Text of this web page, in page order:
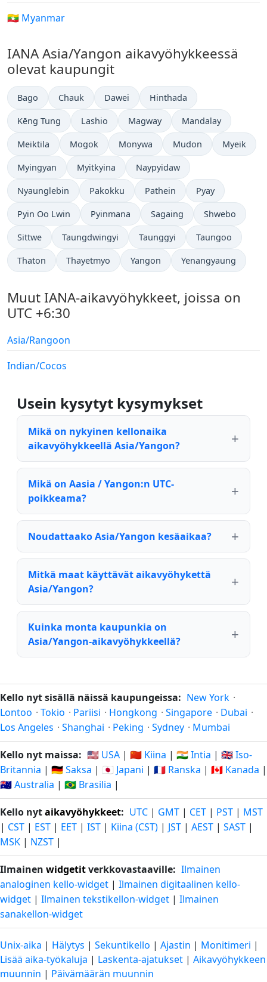
🇲🇲 Myanmar
IANA Asia/Yangon aikavyöhykkeessä
olevat kaupungit
Bago Chauk Dawei Hinthada
Kēng Tung Lashio Magway Mandalay
Meiktila Mogok Monywa Mudon Myeik
Myingyan Myitkyina Naypyidaw
Nyaunglebin Pakokku Pathein Pyay
Pyin Oo Lwin Pyinmana Sagaing Shwebo
Sittwe Taungdwingyi Taunggyi Taungoo
Thaton Thayetmyo Yangon Yenangyaung
Muut IANA-aikavyöhykkeet, joissa on
UTC +6:30
Asia/Rangoon
Indian/Cocos
Usein kysytyt kysymykset
Mikä on nykyinen kellonaika
aikavyöhykkeellä Asia/Yangon?
Mikä on Aasia / Yangon:n UTC-
poikkeama?
Noudattaako Asia/Yangon kesäaikaa?
Mitkä maat käyttävät aikavyöhykettä
Asia/Yangon?
Kuinka monta kaupunkia on
Asia/Yangon-aikavyöhykkeellä?
Kello nyt sisällä näissä kaupungeissa: New York ·
Lontoo · Tokio · Pariisi · Hongkong · Singapore · Dubai ·
Los Angeles · Shanghai · Peking · Sydney · Mumbai
Kello nyt maissa: 🇺🇸 USA | 🇨🇳 Kiina | 🇮🇳 Intia | 🇬🇧 Iso-
Britannia | 🇩🇪 Saksa | 🇯🇵 Japani | 🇫🇷 Ranska | 🇨🇦 Kanada |
🇦🇺 Australia | 🇧🇷 Brasilia |
Kello nytaikavyöhykkeet: UTC | GMT | CET | PST | MST
| CST | EST | EET | IST | Kiina (CST) | JST | AEST | SAST |
MSK | NZST |
Ilmainen widgetitverkkovastaaville: Ilmainen
analoginen kello-widget | Ilmainen digitaalinen kello-
widget | Ilmainen tekstikellon-widget | Ilmainen
sanakellon-widget
Unix-aika | Hälytys | Sekuntikello | Ajastin | Monitimeri |
Lisää aika-työkaluja | Laskenta-ajatukset | Aikavyöhykkeen
muunnin | Päivämäärän muunnin